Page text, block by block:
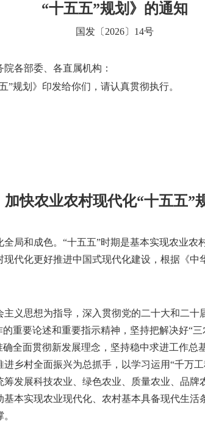
“十五五”规划》的通知
国发〔2026〕14号
各部委、各直属机构：
”规划》印发给你们，请认真贯彻执行。
加快农业农村现代化“十五五”
局和成色。“十五五”时期是基本实现农业
代化更好推进中国式现代化建设，根据《
义思想为指导，深入贯彻党的二十大和二十
重要论述和重要指示精神，坚持把解决好“
全面贯彻新发展理念，坚持稳中求进工作总
乡村全面振兴为总抓手，以学习运用“千万
发展科技农业、绿色农业、质量农业、品牌
本实现农业现代化、农村基本具备现代生